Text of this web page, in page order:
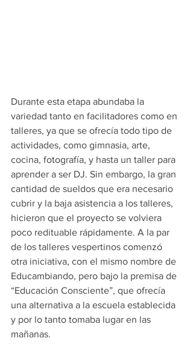
Durante esta etapa abundaba la
variedad tanto en facilitadores como en
talleres, ya que se ofrecía todo tipo de
actividades, como gimnasia, arte,
cocina, fotografía, y hasta un taller para
aprender a ser DJ. Sin embargo, la gran
cantidad de sueldos que era necesario
cubrir y la baja asistencia a los talleres,
hicieron que el proyecto se volviera
poco redituable rápidamente. A la par
de los talleres vespertinos comenzó
otra iniciativa, con el mismo nombre de
Educambiando, pero bajo la premisa de
“Educación Consciente”, que ofrecía
una alternativa a la escuela establecida
y por lo tanto tomaba lugar en las
mañanas.